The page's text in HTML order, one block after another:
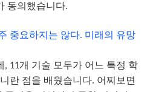
동의했습니다.
중요하지는 않다. 미래의 유망
, 11개 기술 모두가 어느 특정 학
란 점을 배웠습니다. 어찌보면